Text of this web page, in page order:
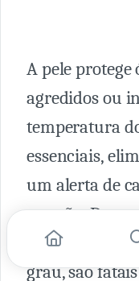
A pele protege
agredidos ou
temperatura
essenciais,
um alerta de
pressão.
como
grau, são